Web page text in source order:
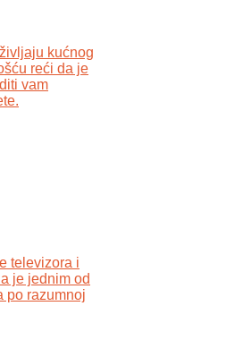
kućnog
reći da je
vam
televizora i
je jednim od
po razumnoj